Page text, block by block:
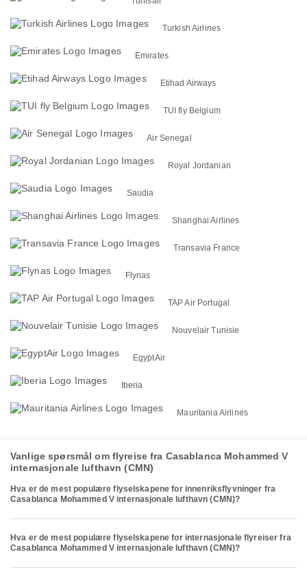
Turkish Airlines
Emirates
Etihad Airways
TUI fly Belgium
Air Senegal
Royal Jordanian
Saudia
Shanghai Airlines
Transavia France
Flynas
TAP Air Portugal
Nouvelair Tunisie
EgyptAir
Iberia
Mauritania Airlines
Vanlige spørsmål om flyreise fra Casablanca Mohammed V
internasjonale lufthavn (CMN)
Hva er de mest populære flyselskapene for innenriksflyvninger fra
Casablanca Mohammed V internasjonale lufthavn (CMN)?
Hva er de mest populære flyselskapene for internasjonale flyreiser fra
Casablanca Mohammed V internasjonale lufthavn (CMN)?